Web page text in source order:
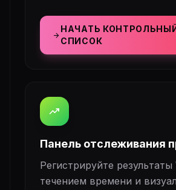
arrow_forward
НАЧАТЬ
СПИСОК
trending_up
Панель отслеживания
Регистрируйте результаты
течением времени и